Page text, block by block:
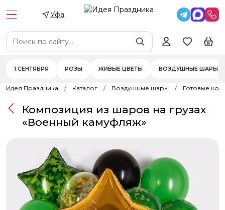
Уфа
1 СЕНТЯБРЯ РОЗЫ ЖИВЫЕ ЦВЕТЫ ВОЗДУШНЫЕ ШАРЫ
Идея Праздника Каталог Воздушные шары Готовые
Композиция из шаров на грузах
«Военный камуфляж»